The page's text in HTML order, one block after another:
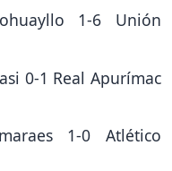
1-6 Unión
0-1 Real Apurímac
1-0 Atlético